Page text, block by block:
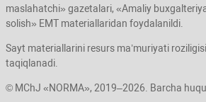
maslahatchi» gazetalari, «Amaliy
solish» EMT materiallaridan foydalanildi.
Sayt materiallarini resurs ma’muriyati
taqiqlanadi.
© MChJ «NORMA», 2019–2026. Barcha